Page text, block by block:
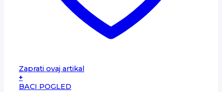
Zaprati ovaj artikal
+
BACI POGLED